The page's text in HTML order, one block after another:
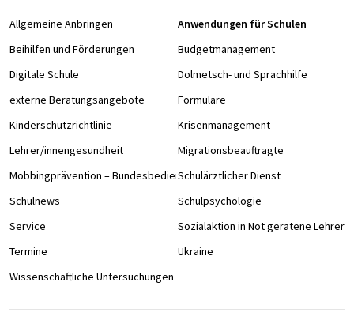
Allgemeine Anbringen
Anwendungen für Schulen
Beihilfen und Förderungen
Budgetmanagement
Digitale Schule
Dolmetsch- und Sprachhilfe
externe Beratungsangebote
Formulare
Kinderschutzrichtlinie
Krisenmanagement
Lehrer/innengesundheit
Migrationsbeauftragte
Mobbingprävention – Bundesbedienstete an Schulen
Schulärztlicher Dienst
Schulnews
Schulpsychologie
Service
Sozialaktion in Not geratene Lehrer/
Termine
Ukraine
Wissenschaftliche Untersuchungen